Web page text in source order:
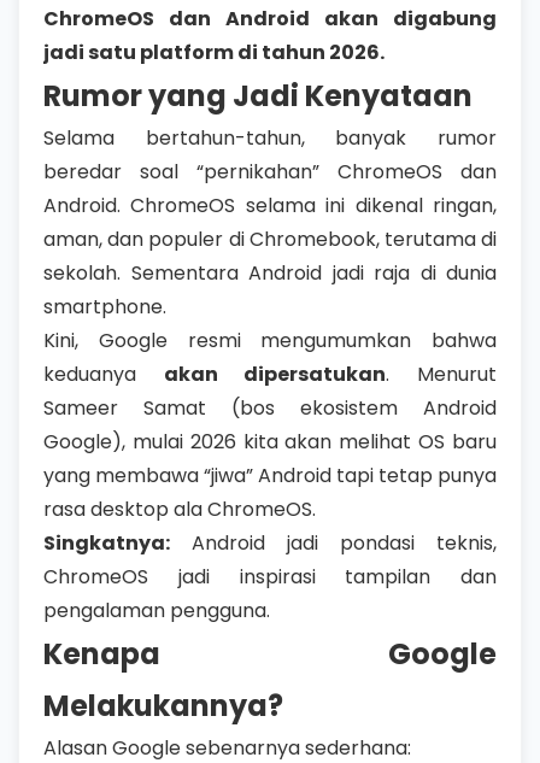
ChromeOS dan Android akan digabung
jadi satu platform di tahun 2026.
Rumor yang Jadi Kenyataan
Selama bertahun-tahun, banyak rumor
beredar soal “pernikahan” ChromeOS dan
Android. ChromeOS selama ini dikenal ringan,
aman, dan populer di Chromebook, terutama di
sekolah. Sementara Android jadi raja di dunia
smartphone.
Kini, Google resmi mengumumkan bahwa
keduanya akan dipersatukan. Menurut
Sameer Samat (bos ekosistem Android
Google), mulai 2026 kita akan melihat OS baru
yang membawa “jiwa” Android tapi tetap punya
rasa desktop ala ChromeOS.
Singkatnya: Android jadi pondasi teknis,
ChromeOS jadi inspirasi tampilan dan
pengalaman pengguna.
Kenapa Google
Melakukannya?
Alasan Google sebenarnya sederhana: